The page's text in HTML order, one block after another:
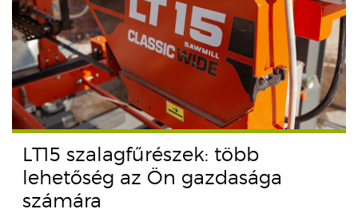
LT15 szalagfűrészek: több
lehetőség az Ön gazdasága
számára